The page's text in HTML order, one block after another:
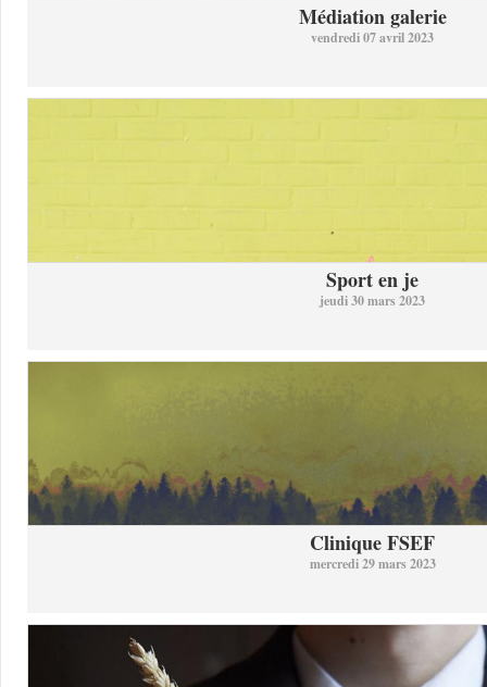
Médiation galerie
vendredi 07 avril 2023
Sport en je
jeudi 30 mars 2023
Clinique FSEF
mercredi 29 mars 2023